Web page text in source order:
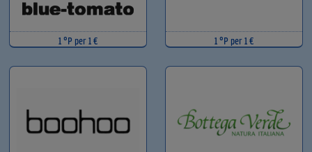
1 °P per 1 € 1 °P per 1 €